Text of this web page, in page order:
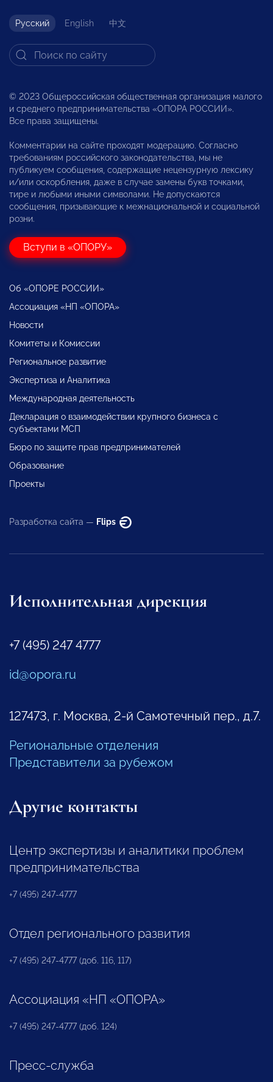
Русский English 中文
© 2023 Общероссийская общественная организация малого
и среднего предпринимательства «ОПОРА РОССИИ».
Все права защищены.
Комментарии на сайте проходят модерацию. Согласно
требованиям российского законодательства, мы не
публикуем сообщения, содержащие нецензурную лексику
и/или оскорбления, даже в случае замены букв точками,
тире и любыми иными символами. Не допускаются
сообщения, призывающие к межнациональной и социальной
розни.
Вступи в «ОПОРУ»
Об «ОПОРЕ РОССИИ»
Ассоциация «НП «ОПОРА»
Новости
Комитеты и Комиссии
Региональное развитие
Экспертиза и Аналитика
Международная деятельность
Декларация о взаимодействии крупного бизнеса с
субъектами МСП
Бюро по защите прав предпринимателей
Образование
Проекты
Разработка сайта — Flips
Исполнительная дирекция
+7 (495) 247 4777
id@opora.ru
127473, г. Москва, 2-й Самотечный пер., д.7.
Региональные отделения
Представители за рубежом
Другие контакты
Центр экспертизы и аналитики проблем
предпринимательства
+7 (495) 247-4777
Отдел регионального развития
+7 (495) 247-4777 (доб. 116, 117)
Ассоциация «НП «ОПОРА»
+7 (495) 247-4777 (доб. 124)
Пресс-служба